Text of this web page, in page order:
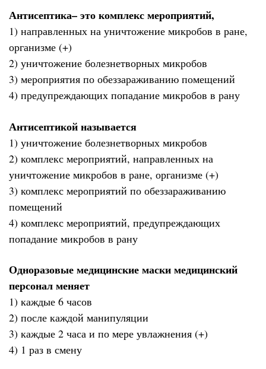
Антисептика– это комплекс мероприятий,
1) направленных на уничтожение микробов в ране,
организме (+)
2) уничтожение болезнетворных микробов
3) мероприятия по обеззараживанию помещений
4) предупреждающих попадание микробов в рану
Антисептикой называется
1) уничтожение болезнетворных микробов
2) комплекс мероприятий, направленных на
уничтожение микробов в ране, организме (+)
3) комплекс мероприятий по обеззараживанию
помещений
4) комплекс мероприятий, предупреждающих
попадание микробов в рану
Одноразовые медицинские маски медицинский
персонал меняет
1) каждые 6 часов
2) после каждой манипуляции
3) каждые 2 часа и по мере увлажнения (+)
4) 1 раз в смену